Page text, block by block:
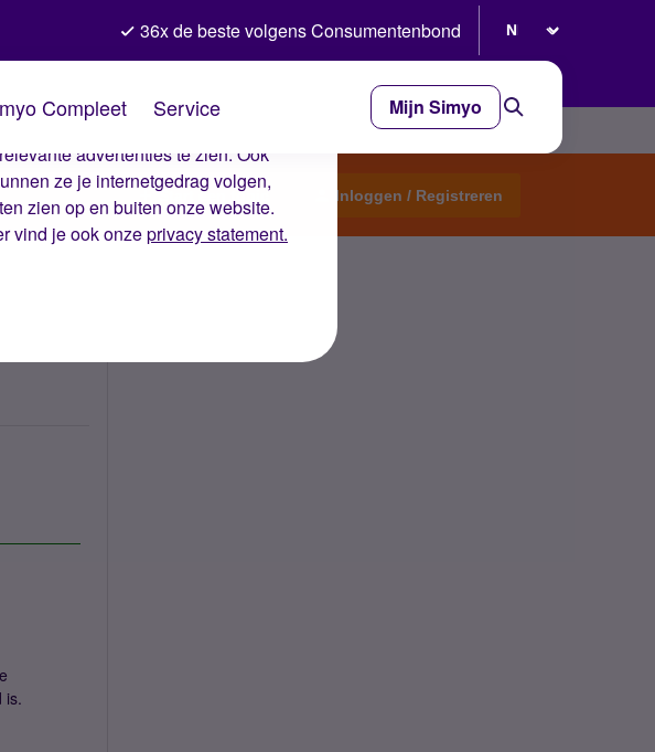
wij ervoor dat je ervaring op de
advertenties te zien. Ook
ze je internetgedrag volgen,
zien op en buiten onze website.
vind je ook onzeprivacy statement.
36x de beste volgens Consumentenbond
Compleet Service Mijn Simyo
Start een topic Inloggen / Registreren
is.